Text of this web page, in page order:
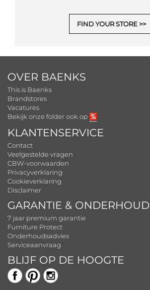
FIND YOUR STORE
OVER BAENKS
This is Baenks
Brandstores
Vacatures
Bekijk onze folder ook op
KLANTENSERVICE
Contact
Veelgestelde vragen
CBW-voorwaarden
Privacyverklaring
Cookieverklaring
Disclaimer
GARANTIE & ONDERHOUD
7 jaar premium garantie
Furniture Protect
Onderhoudsadvies
Serviceaanvraag
BLIJF OP DE HOOGTE